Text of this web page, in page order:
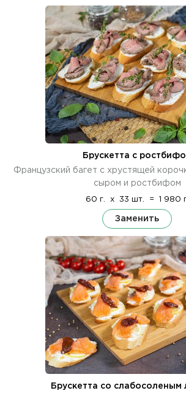
Брускетта с
Французский багет с хрустящей
сыром и ростбифом
60 г. x 33 шт. = 1 980
Заменить
Брускетта со слабосоленым